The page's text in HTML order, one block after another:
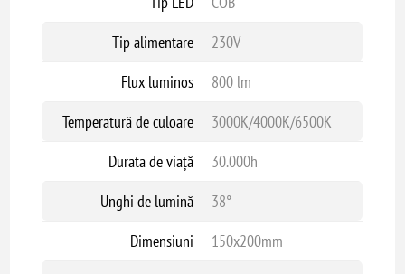
Tip alimentare
230V
Flux luminos
800 lm
Temperatură de culoare
3000K/4000K/6500K
Durata de viață
30.000h
Unghi de lumină
38°
Dimensiuni
150x200mm